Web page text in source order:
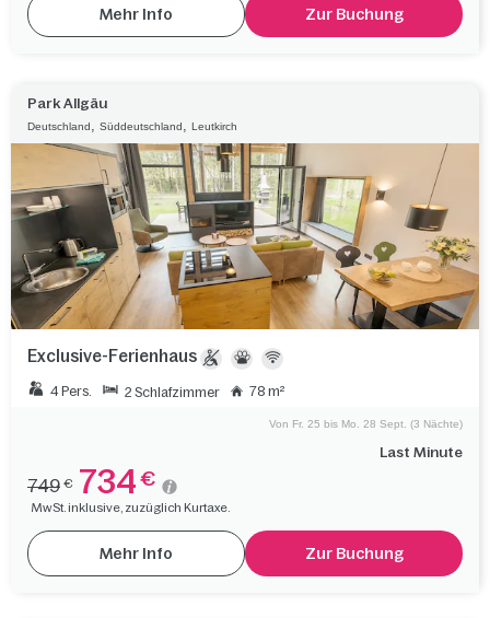
Mehr Info Zur Buchung
Park Allgäu
Deutschland Süddeutschland Leutkirch
Exclusive-Ferienhaus
4 Pers. 2 Schlafzimmer 78 m²
Last Minute
Von Fr. 25 bis Mo. 28 Sept. (3 Nächte)
749 € 734 €
MwSt. inklusive, zuzüglich Kurtaxe.
Mehr Info Zur Buchung